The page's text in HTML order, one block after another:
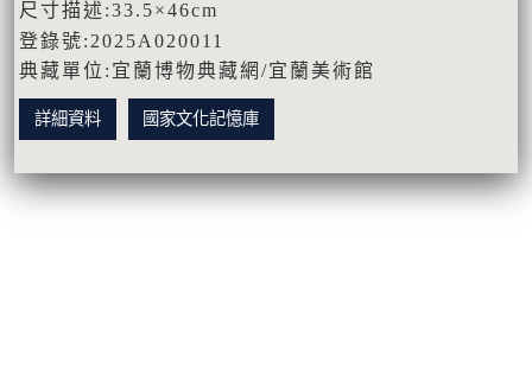
尺寸描述:33.5×46cm
登錄號:2025A020011
典藏單位:宜蘭博物典藏網/宜蘭美術館
詳細資料 國家文化記憶庫